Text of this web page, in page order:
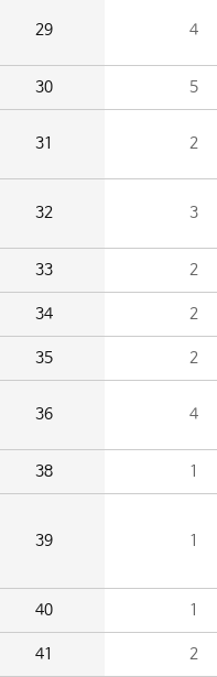
29 4
30 5
31 2
32 3
33 2
34 2
35 2
36 4
38 1
39 1
40 1
41 2